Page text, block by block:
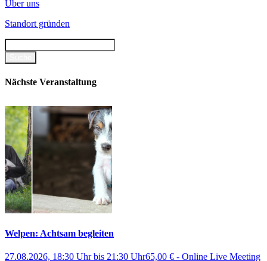
Über uns
Standort gründen
Nächste Veranstaltung
Welpen: Achtsam begleiten
27.08.2026, 18:30 Uhrbis 21:30 Uhr65,00 € - Online Live Meeting